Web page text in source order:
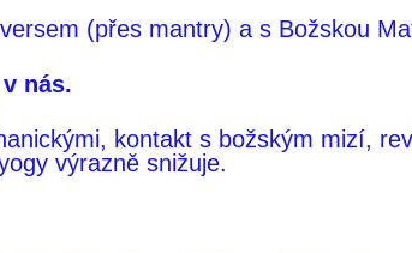
(přes mantry) a s Božskou
v nás.
kontakt s božským mizí,
výrazně snižuje.